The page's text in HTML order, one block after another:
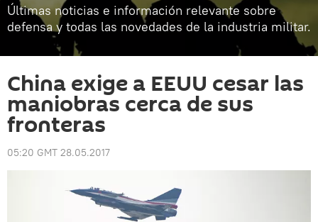
Últimas noticias e información relevante sobre
defensa y todas las novedades de la industria militar.
China exige a EEUU cesar las
maniobras cerca de sus
fronteras
05:20 GMT 28.05.2017